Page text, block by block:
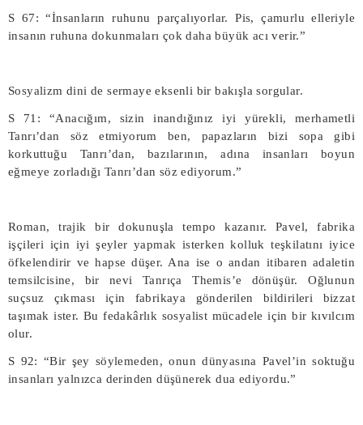
S 67: “İnsanların ruhunu parçalıyorlar. Pis, çamurlu elleriyle
insanın ruhuna dokunmaları çok daha büyük acı verir.”
Sosyalizm dini de sermaye eksenli bir bakışla sorgular.
S 71: “Anacığım, sizin inandığınız iyi yürekli, merhametli
Tanrı’dan söz etmiyorum ben, papazların bizi sopa gibi
korkuttuğu Tanrı’dan, bazılarının, adına insanları boyun
eğmeye zorladığı Tanrı’dan söz ediyorum.”
Roman, trajik bir dokunuşla tempo kazanır. Pavel, fabrika
işçileri için iyi şeyler yapmak isterken kolluk teşkilatını iyice
öfkelendirir ve hapse düşer. Ana ise o andan itibaren adaletin
temsilcisine, bir nevi Tanrıça Themis’e dönüşür. Oğlunun
suçsuz çıkması için fabrikaya gönderilen bildirileri bizzat
taşımak ister. Bu fedakârlık sosyalist mücadele için bir kıvılcım
olur.
S 92: “Bir şey söylemeden, onun dünyasına Pavel’in soktuğu
insanları yalnızca derinden düşünerek dua ediyordu.”